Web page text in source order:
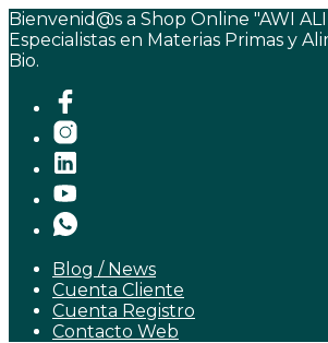
Bienvenid@s a Shop Online "AWI
Especialistas en Materias Primas y
Bio.
Blog / News
Cuenta Cliente
Cuenta Registro
Contacto Web